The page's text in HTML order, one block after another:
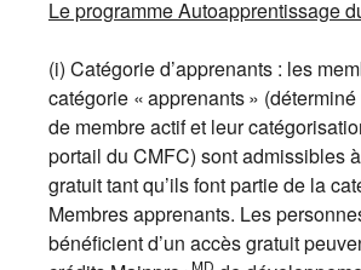
Le programme Autoapprentissage
(i) Catégorie d’apprenants : les
catégorie « apprenants »
de membre actif et leur
portail du CMFC) sont admissibles
gratuit tant qu’ils font partie de la
Membres apprenants. Les
bénéficient d’un accès gratuit
MD